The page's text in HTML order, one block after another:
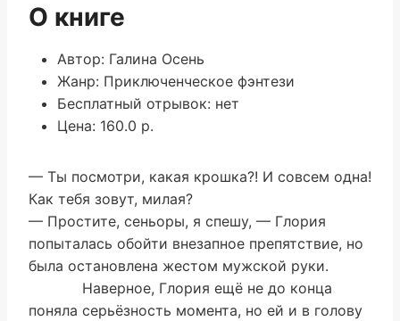
О книге
Автор: Галина Осень
Жанр: Приключенческое фэнтези
Бесплатный отрывок: нет
Цена: 160.0 р.
— Ты посмотри, какая крошка?! И совсем одна!
Как тебя зовут, милая?
— Простите, сеньоры, я спешу, — Глория
попыталась обойти внезапное препятствие, но
была остановлена жестом мужской руки.
Наверное, Глория ещё не до конца
поняла серьёзность момента, но ей и в голову